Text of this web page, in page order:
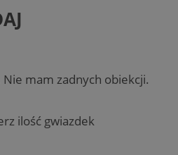
mam zadnych obiekcji.
ilość gwiazdek